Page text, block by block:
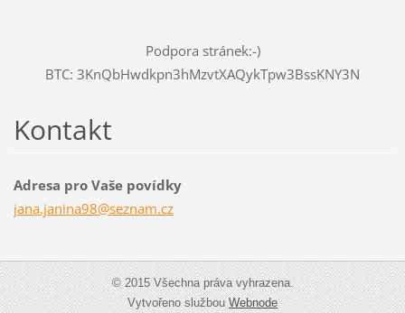
Podpora stránek:-)
BTC: 3KnQbHwdkpn3hMzvtXAQykTpw3BssKNY3N
Kontakt
Adresa pro Vaše povídky
jana.janina98@seznam.cz
© 2015 Všechna práva vyhrazena.
Vytvořeno službouWebnode